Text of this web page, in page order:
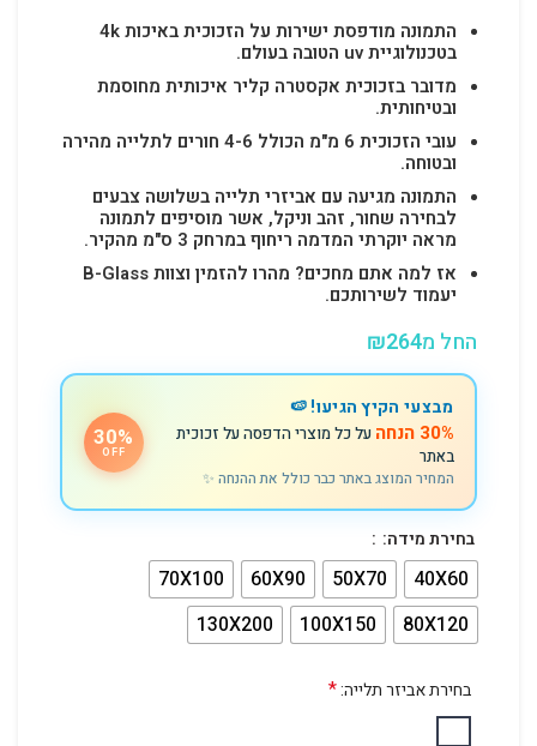
התמונה מודפסת ישירות על הזכוכית באיכות 4k
בטכנולוגיית uv הטובה בעולם.
מדובר בזכוכית אקסטרה קליר איכותית מחוסמת
ובטיחותית.
עובי הזכוכית 6 מ"מ הכולל 4-6 חורים לתלייה מהירה
ובטוחה.
התמונה מגיעה עם אביזרי תלייה בשלושה צבעים
לבחירה שחור, זהב וניקל, אשר מוסיפים לתמונה
מראה יוקרתי המדמה ריחוף במרחק 3 ס"מ מהקיר.
אז למה אתם מחכים? מהרו להזמין וצוות B-Glass
יעמוד לשירותכם.
החל מ ₪264
מבצעי הקיץ הגיעו! 🍉
30% הנחה
על כל מוצרי הדפסה על זכוכית
באתר
המחיר המוצג באתר כבר כולל את ההנחה ✨
30%
OFF
בחירת מידה:
40X60
50X70
60X90
70X100
80X120
100X150
130X200
בחירת אביזר תלייה:*